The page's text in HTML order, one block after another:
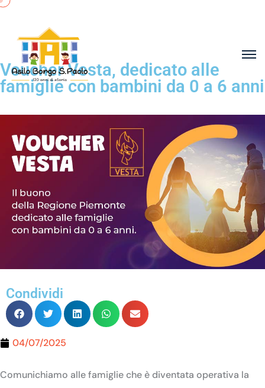
Voucher Vesta, dedicato alle
famiglie con bambini da 0 a 6 anni
Condividi
04/07/2025
Comunichiamo alle famiglie che è diventata operativa la